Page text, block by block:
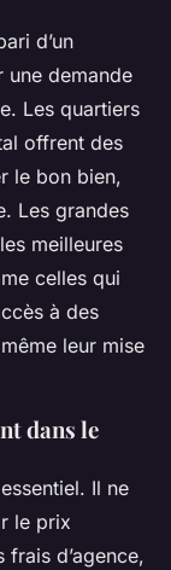
d’un
une demande
Les quartiers
offrent des
le bon bien,
Les grandes
meilleures
celles qui
à des
leur mise
dans le
Il ne
le prix
frais d’agence,